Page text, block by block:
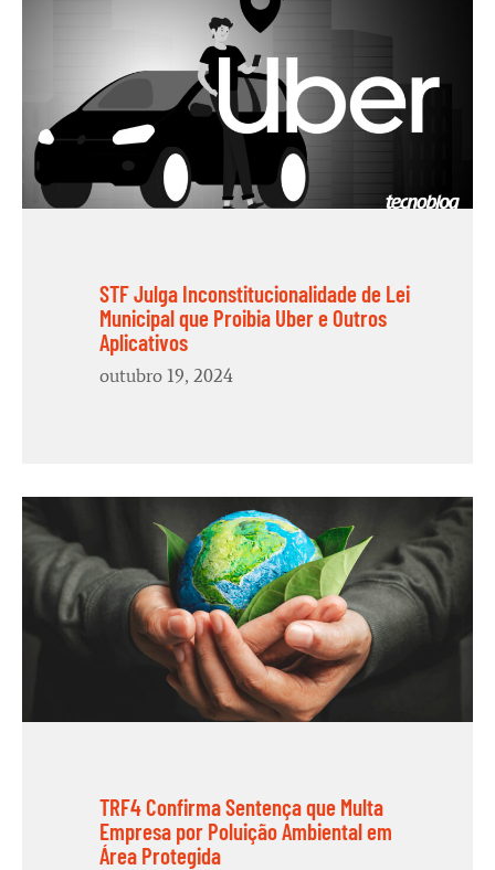
STF Julga Inconstitucionalidade de Lei
Municipal que Proibia Uber e Outros
Aplicativos
outubro 19, 2024
TRF4 Confirma Sentença que Multa
Empresa por Poluição Ambiental em
Área Protegida